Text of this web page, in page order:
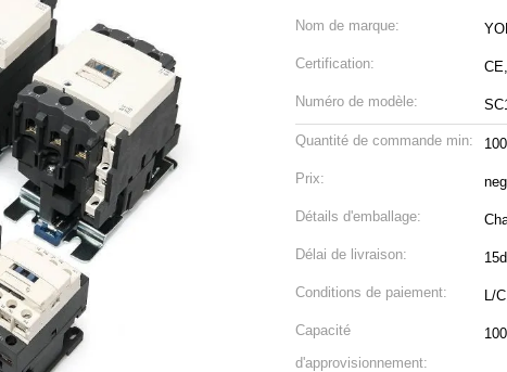
Nom de marque:
Certification:
Numéro de modèle:
Quantité de commande min:
Prix:
Détails d'emballage:
Délai de livraison:
Conditions de paiement: L/
Capacité
d'approvisionnement: